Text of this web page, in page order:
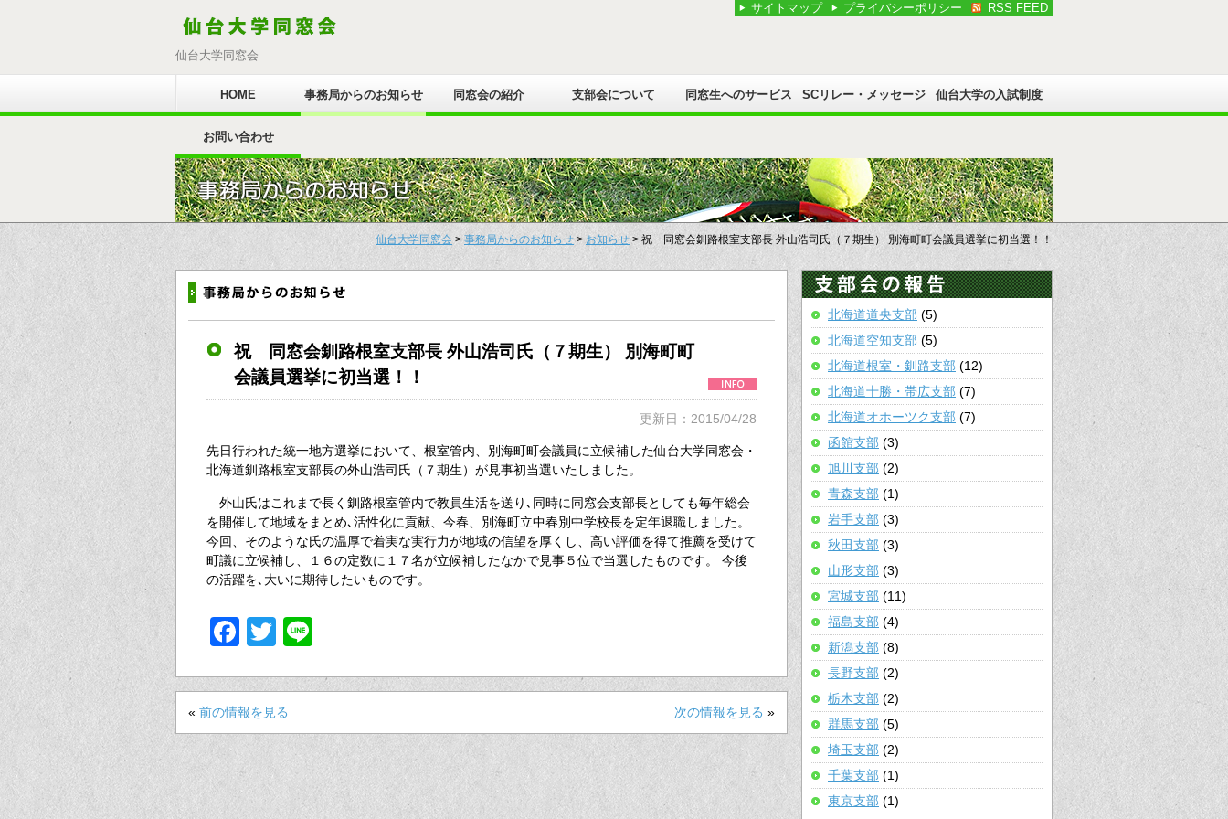
仙台大学同窓会
サイトマップ プライバシーポリシー RSS FEED
HOME 事務局からのお知らせ 同窓会の紹介 支部会について 同窓生へのサービス SCリレー・メッセージ 仙台大学の入試制度
お問い合わせ
仙台大学同窓会 >事務局からのお知らせ > お知らせ > 祝 同窓会釧路根室支部長 外山浩司氏（７期生） 別海町町会議員選挙に初当選！！
祝 同窓会釧路根室支部長 外山浩司氏（７期生） 別海町町
会議員選挙に初当選！！
更新日：2015/04/28
先日行われた統一地方選挙において、根室管内、別海町町会議員に立候補した仙台大学同窓会・
北海道釧路根室支部長の外山浩司氏（７期生）が見事初当選いたしました。
外山氏はこれまで長く釧路根室管内で教員生活を送り､同時に同窓会支部長としても毎年総会
を開催して地域をまとめ､活性化に貢献、今春、別海町立中春別中学校長を定年退職しました。
今回、そのような氏の温厚で着実な実行力が地域の信望を厚くし、高い評価を得て推薦を受けて
町議に立候補し、１６の定数に１７名が立候補したなかで見事５位で当選したものです。 今後
の活躍を､大いに期待したいものです。
Facebook
Twitter
« 前の情報を見る 次の情報を見る »
北海道道央支部 (5)
北海道空知支部 (5)
北海道根室・釧路支部 (12)
北海道十勝・帯広支部 (7)
北海道オホーツク支部 (7)
函館支部 (3)
旭川支部 (2)
青森支部 (1)
岩手支部 (3)
秋田支部 (3)
山形支部 (3)
宮城支部 (11)
福島支部 (4)
新潟支部 (8)
長野支部 (2)
栃木支部 (2)
群馬支部 (5)
埼玉支部 (2)
千葉支部 (1)
東京支部 (1)